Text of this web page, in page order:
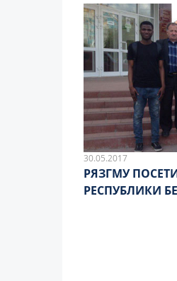
30.05.2017
РЯЗГМУ
РЕСПУБЛИКИ